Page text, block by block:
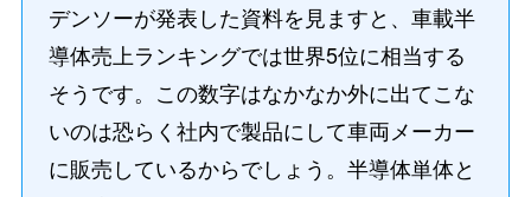
デンソーが発表した資料を見ますと、車載半
導体売上ランキングでは世界5位に相当する
そうです。この数字はなかなか外に出てこな
いのは恐らく社内で製品にして車両メーカー
に販売しているからでしょう。半導体単体と